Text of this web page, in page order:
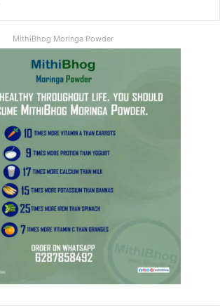
MithiBhog Moringa Powder